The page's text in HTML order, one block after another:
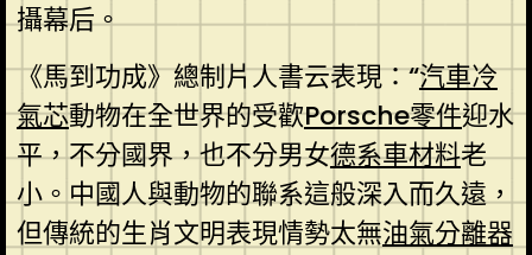
攝幕后。
《馬到功成》總制片人書云表現：“汽車冷
氣芯動物在全世界的受歡Porsche零件迎水
平，不分國界，也不分男女德系車材料老
小。中國人與動物的聯系這般深入而久遠，
但傳統的生肖文明表現情勢太無油氣分離器